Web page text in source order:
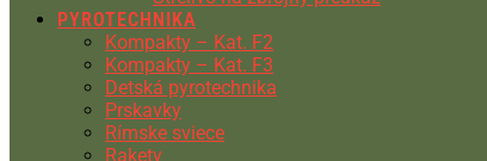
PYROTECHNIKA
Kompakty – Kat. F2
Kompakty – Kat. F3
Detská pyrotechnika
Prskavky
Rímske sviece
Rakety